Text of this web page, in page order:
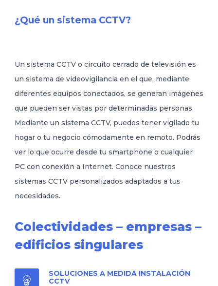
¿Qué un sistema CCTV?
Un sistema CCTV o circuito cerrado de televisión es
un sistema de videovigilancia en el que, mediante
diferentes equipos conectados, se generan imágenes
que pueden ser vistas por determinadas personas.
Mediante un sistema CCTV, puedes tener vigilado tu
hogar o tu negocio cómodamente en remoto. Podrás
ver lo que ocurre desde tu smartphone o cualquier
PC con conexión a Internet. Conoce nuestros
sistemas CCTV personalizados adaptados a tus
necesidades.
Colectividades – empresas –
edificios singulares
SOLUCIONES A MEDIDA INSTALACIÓN
CCTV